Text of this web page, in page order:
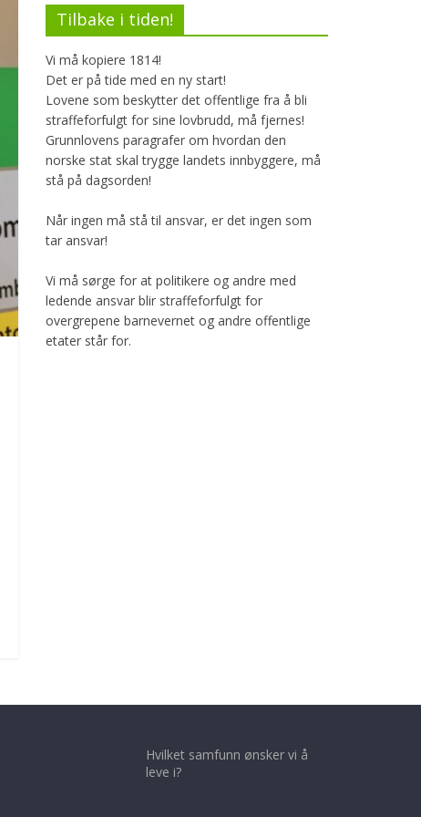
Tilbake i tiden!
Vi må kopiere 1814!
Det er på tide med en ny start!
Lovene som beskytter det offentlige fra å bli
straffeforfulgt for sine lovbrudd, må fjernes!
Grunnlovens paragrafer om hvordan den
norske stat skal trygge landets innbyggere, må
stå på dagsorden!
Når ingen må stå til ansvar, er det ingen som
tar ansvar!
Vi må sørge for at politikere og andre med
ledende ansvar blir straffeforfulgt for
overgrepene barnevernet og andre offentlige
etater står for.
Hvilket samfunn ønsker vi å
leve i?